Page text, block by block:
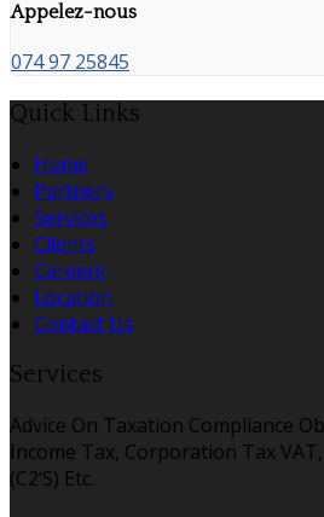
Appelez-nous
074 97 25845
Quick Links
Home
Partners
Services
Clients
Careers
Location
Contact Us
Services
Advice On Taxation Compliance
Income Tax, Corporation Tax
(C2’S) Etc.